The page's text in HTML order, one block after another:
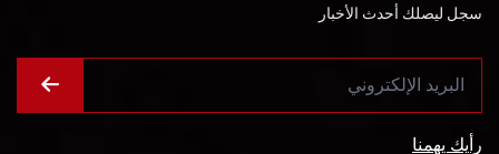
سجل ليصلك أحدث الأخبار
رأيك يهمنا